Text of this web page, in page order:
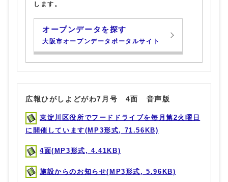
します。
オープンデータを探す
大阪市オープンデータポータルサイト
広報ひがしよどがわ7月号 4面 音声版
東淀川区役所でフードドライブを毎月第2火曜日
に開催しています(MP3形式, 71.56KB)
4面(MP3形式, 4.41KB)
施設からのお知らせ(MP3形式, 5.96KB)